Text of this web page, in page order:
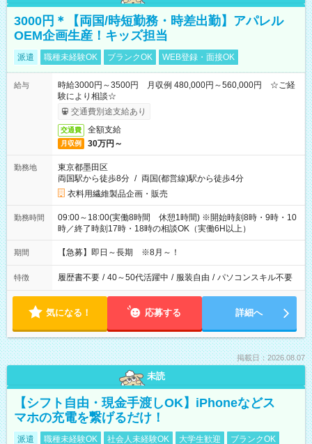
3000円＊【両国/時短勤務・時差出勤】アパレル
OEM企画生産！キッズ担当
派遣 職種未経験OK ブランクOK WEB登録・面接OK
給与
時給3000円～3500円 月収例 480,000円～560,000円 ☆ご経
験により相談☆
交通費別途支給あり
交通費 全額支給
月収例 30万円～
勤務地
東京都墨田区
両国駅から徒歩8分 / 両国(都営線)駅から徒歩4分
衣料用繊維製品企画・販売
勤務時間
09:00～18:00(実働8時間 休憩1時間) ※開始時刻8時・9時・10
時／終了時刻17時・18時の相談OK（実働6H以上）
期間 【急募】即日～長期 ※8月～！
特徴 履歴書不要 / 40～50代活躍中 / 服装自由 / パソコンスキル不要
気になる！ 応募する 詳細へ
掲載日：2026.08.07
未読
【シフト自由・現金手渡しOK】iPhoneなどス
マホの充電を繋げるだけ！
派遣 職種未経験OK 社会人未経験OK 大学生歓迎 ブランクOK